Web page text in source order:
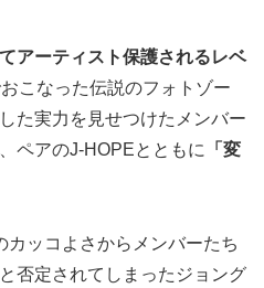
アーティスト保護されるレベ
こなった伝説のフォトゾー
た実力を見せつけたメンバー
ペアのJ-HOPEとともに
「変
カッコよさからメンバーたち
否定されてしまったジョング